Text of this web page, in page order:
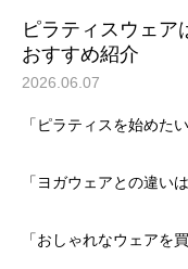
わせた選び方を
ピラティスウェア
おすすめ紹介
2026.06.07
「ピラティスを始めた
「ヨガウェアとの違い
「おしゃれなウェアを